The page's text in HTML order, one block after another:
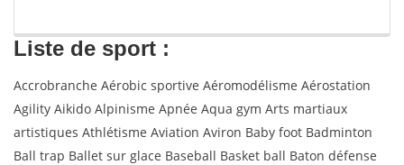
Liste de sport :
Accrobranche Aérobic sportive Aéromodélisme Aérostation
Agility Aikido Alpinisme Apnée Aqua gym Arts martiaux
artistiques Athlétisme Aviation Aviron Baby foot Badminton
Ball trap Ballet sur glace Baseball Basket ball Baton défense